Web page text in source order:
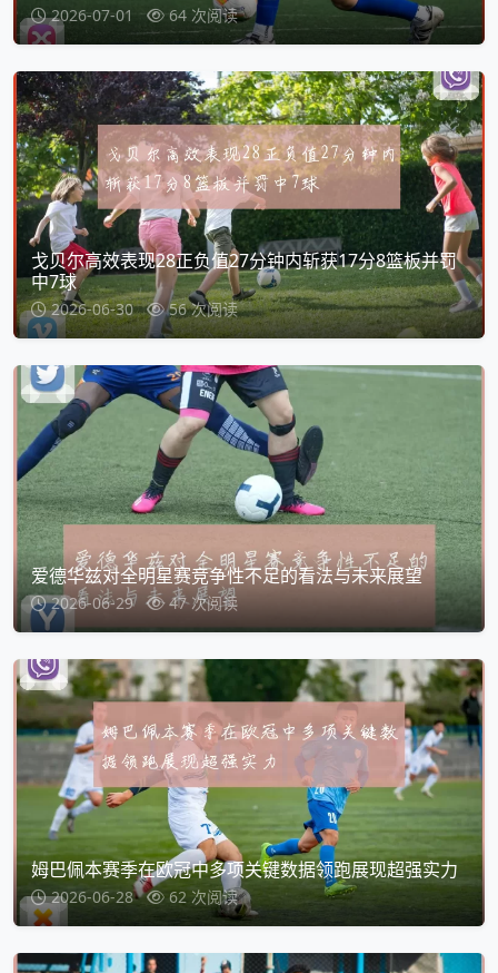
2026-07-01 64 次阅读
戈贝尔高效表现28正负值27分钟内斩获17分8篮板并罚
中7球
2026-06-30 56 次阅读
爱德华兹对全明星赛竞争性不足的看法与未来展望
2026-06-29 47 次阅读
姆巴佩本赛季在欧冠中多项关键数据领跑展现超强实力
2026-06-28 62 次阅读